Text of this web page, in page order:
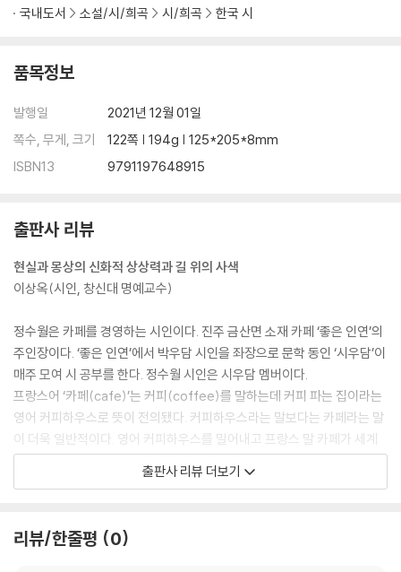
가면극
능소화
식물학
열세 번째 초록
동백꽃
너도 바람꽃
감나무
여름밤에 시를 적는다
물수제비
4부 회색 울음
강
물수제비 3
국내도서 소설/시/희곡 시/희곡 한국 시
품목정보
발행일
2021년 12월 01일
쪽수, 무게, 크기
122쪽 | 194g | 125*205*8mm
ISBN13
9791197648915
출판사 리뷰
현실과 몽상의 신화적 상상력과 길 위의 사색
이상옥(시인, 창신대 명예교수)
정수월은 카페를 경영하는 시인이다. 진주 금산면 소재 카페 ‘좋은 인연’의
주인장이다. ‘좋은 인연’에서 박우담 시인을 좌장으로 문학 동인 ‘시우담’이
매주 모여 시 공부를 한다. 정수월 시인은 시우담 멤버이다.
프랑스어 ‘카페(cafe)’는 커피(coffee)를 말하는데 커피 파는 집이라는
영어 커피하우스로 뜻이 전의됐다. 커피하우스라는 말보다는 카페라는 말
이 더욱 일반적이다. 영어 커피하우스를 밀어내고 프랑스 말 카페가 세계
적으로 통용되는 것도 프랑스 문화의 힘이다.
유럽 문화예술의 중심지 프랑스에서 카페문화는 귀족의 살롱문화에서 보
랑스 파리에는 1686년 개업한 ‘카페 프로코프’가 있다. 프랑스 최초의 카
출판사 리뷰 더보기
리뷰/한줄평 0